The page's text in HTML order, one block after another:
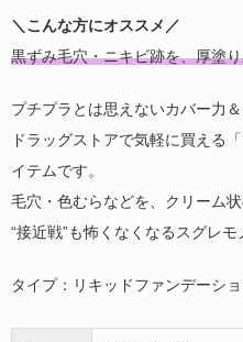
＼こんな方にオススメ／
黒ずみ毛穴・ニキビ跡を、厚塗
プチプラとは思えないカバー力
ドラッグストアで気軽に買える
イテムです。
毛穴・色むらなどを、クリーム
“接近戦”も怖くなくなるスグレモ
タイプ：リキッドファンデーシ